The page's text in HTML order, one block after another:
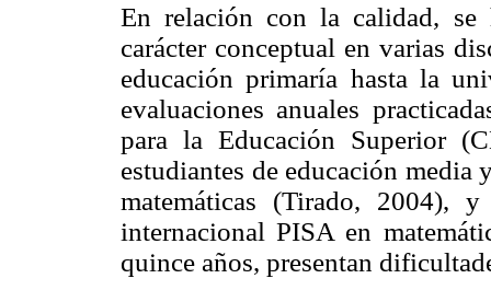
En relación con la calidad, se
carácter conceptual en varias
educación primaría hasta la
evaluaciones anuales
para la Educación Superior
estudiantes de educación media
matemáticas (Tirado, 2004),
internacional PISA en
quince años, presentan